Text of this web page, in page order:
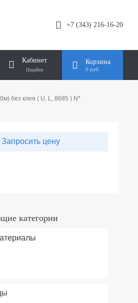
+7 (343) 216-16-20
Кабинет Корзина
0 руб.
без клея ( U, L, 8685 ) N*
Запросить цену
категории